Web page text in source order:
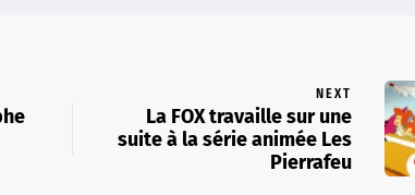
NEXT
La FOX travaille sur une
suite à la série animée Les
Pierrafeu